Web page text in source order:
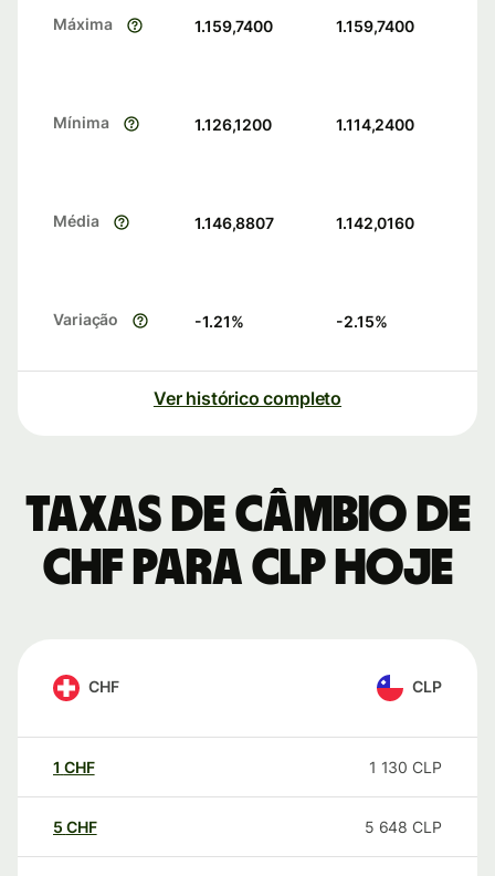
Máxima 1.159,7400 1.159,7400
Mínima 1.126,1200 1.114,2400
Média 1.146,8807 1.142,0160
Variação -1.21% -2.15%
Ver histórico completo
Taxas de câmbio de
CHF para CLP hoje
CHF CLP
1 CHF 1 130 CLP
5 CHF 5 648 CLP